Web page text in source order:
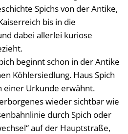
Spichs von der Antike,
bis in die
dabei allerlei kuriose
beginnt schon in der Antike
Köhlersiedlung. Haus Spich
einer Urkunde erwähnt.
wieder sichtbar wie
durch Spich oder
auf der Hauptstraße,